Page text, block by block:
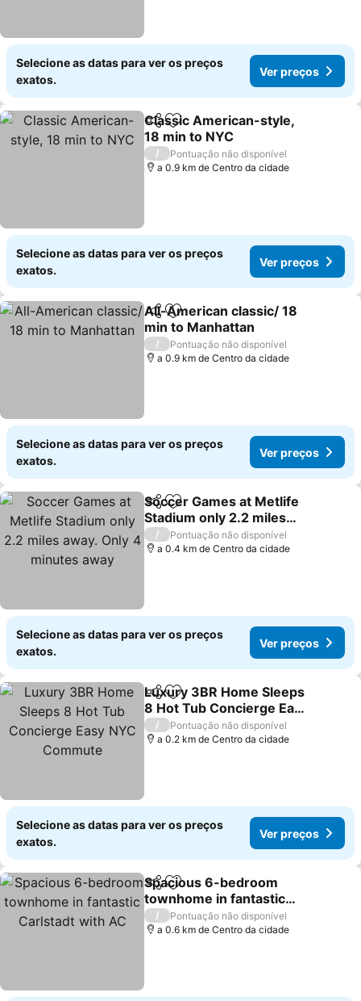
Selecione as datas para ver os preços
exatos.
Ver preços
PartilharAdicionar aos favoritos
Classic American-style,
18 min to NYC
/
Pontuação não disponível
a 0.9 km de Centro da cidade
Selecione as datas para ver os preços
exatos.
Ver preços
PartilharAdicionar aos favoritos
All-American classic/ 18
min to Manhattan
/
Pontuação não disponível
a 0.9 km de Centro da cidade
Selecione as datas para ver os preços
exatos.
Ver preços
PartilharAdicionar aos favoritos
Soccer Games at Metlife
Stadium only 2.2 miles
away. Only 4 minutes
away
/
Pontuação não disponível
a 0.4 km de Centro da cidade
Selecione as datas para ver os preços
exatos.
Ver preços
PartilharAdicionar aos favoritos
Luxury 3BR Home Sleeps
8 Hot Tub Concierge Easy
NYC Commute
/
Pontuação não disponível
a 0.2 km de Centro da cidade
Selecione as datas para ver os preços
exatos.
Ver preços
PartilharAdicionar aos favoritos
Spacious 6-bedroom
townhome in fantastic
Carlstadt with AC
/
Pontuação não disponível
a 0.6 km de Centro da cidade